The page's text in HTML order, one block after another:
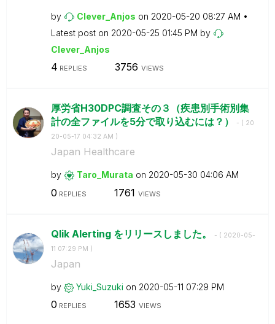
by Clever_Anjos on ‎2020-05-20 08:27 AM
Latest post on ‎2020-05-25 01:45 PM by
Clever_Anjos
4 REPLIES 3756 VIEWS
厚労省H30DPC調査その３（疾患別手術別集
計の全ファイルを5分で取り込むには？）
- ( ‎20
20-05-17 04:32 AM )
Japan Healthcare
by Taro_Murata on ‎2020-05-30 04:06 AM
0 REPLIES 1761 VIEWS
Qlik Alerting をリリースしました。 - ( ‎2020-05-
11 07:29 PM )
Japan
by Yuki_Suzuki on ‎2020-05-11 07:29 PM
0 REPLIES 1653 VIEWS